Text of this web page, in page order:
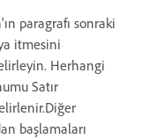
paragrafı sonraki
itmesini
Herhangi
Satır
başlamaları